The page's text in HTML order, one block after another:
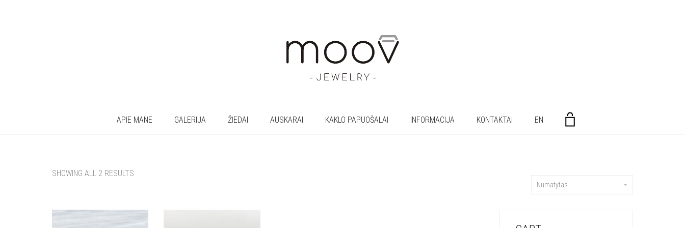
APIE MANE GALERIJA ŽIEDAI AUSKARAI KAKLO PAPUOŠALAI INFORMACIJA KONTAKTAI EN
SHOWING ALL 2 RESULTS
Numatytas